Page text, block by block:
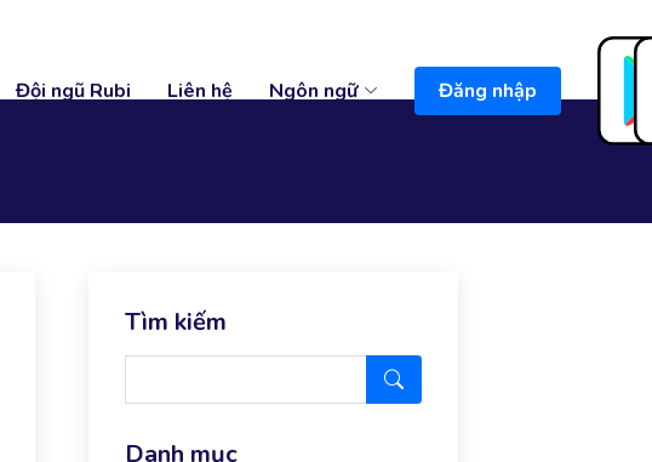
Đội ngũ Rubi Liên hệ Ngôn ngữ Đăng nhập
Tìm kiếm
Danh mục